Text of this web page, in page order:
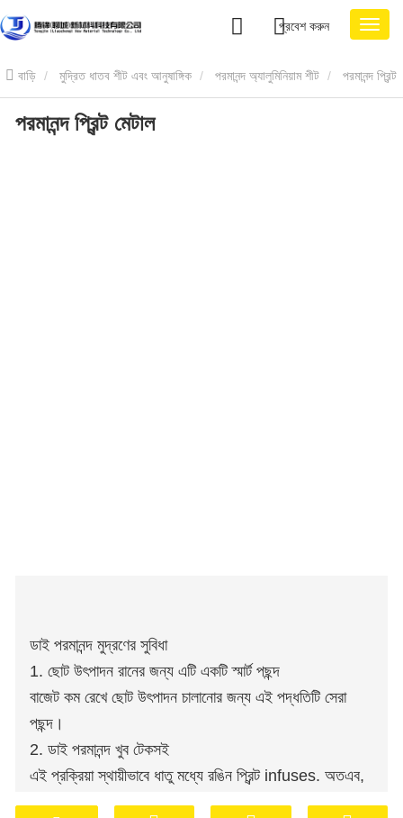
প্রবেশ করুন
বাড়ি মুদ্রিত ধাতব শীট এবং আনুষাঙ্গিক পরমানন্দ অ্যালুমিনিয়াম শীট
মেটাল
পরমানন্দ প্রিন্ট মেটাল
ডাই পরমানন্দ মুদ্রণের সুবিধা
1. ছোট উৎপাদন রানের জন্য এটি একটি স্মার্ট পছন্দ
বাজেট কম রেখে ছোট উৎপাদন চালানোর জন্য এই পদ্ধতিটি সেরা
পছন্দ।
2. ডাই পরমানন্দ খুব টেকসই
এই প্রক্রিয়া স্থায়ীভাবে ধাতু মধ্যে রঙিন প্রিন্ট infuses. অতএব,
তারা সহজে ক্ষতিগ্রস্ত হয় না এবং খুব টেকসই হয়।